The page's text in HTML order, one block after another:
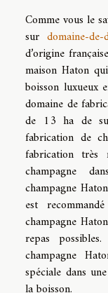
Comme vous le
sur domaine-de-
d’origine
maison Haton
boisson luxueux
domaine de
de 13 ha de
fabrication de
fabrication
champagne
champagne
est
champagne
repas
champagne
spéciale dans